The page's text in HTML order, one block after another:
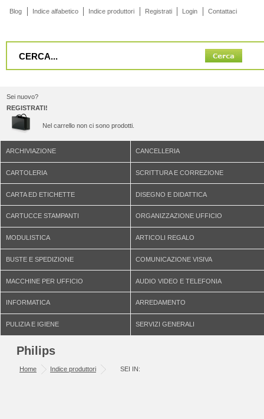
Blog Indice alfabetico Indice produttori Registrati Login Contattaci
Sei nuovo?
REGISTRATI!
Nel carrello non ci sono prodotti.
ARCHIVIAZIONE CANCELLERIA
CARTOLERIA SCRITTURA E CORREZIONE
CARTA ED ETICHETTE DISEGNO E DIDATTICA
CARTUCCE STAMPANTI ORGANIZZAZIONE UFFICIO
MODULISTICA ARTICOLI REGALO
BUSTE E SPEDIZIONE COMUNICAZIONE VISIVA
MACCHINE PER UFFICIO AUDIO VIDEO E TELEFONIA
INFORMATICA ARREDAMENTO
PULIZIA E IGIENE SERVIZI GENERALI
Philips
SEI IN:
Home Indice produttori